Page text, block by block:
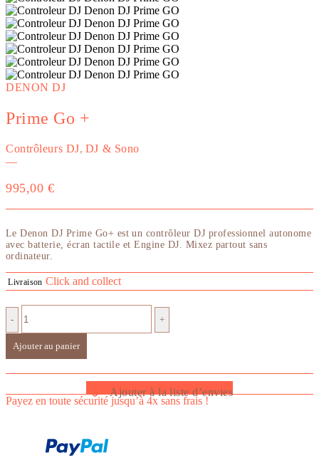
DENON DJ
Prime Go +
Contrôleurs DJ, DJ & Sono
—
995,00 €
Le Denon DJ Prime Go+ est un contrôleur DJ professionnel autonome
avec batterie, écran tactile et Engine DJ. Mixez partout sans
ordinateur.
Livraison Click and collect
- +
Ajouter au panier
Ajouter à la liste d’envies
Payez en toute sécurité jusqu’à 4x sans frais !